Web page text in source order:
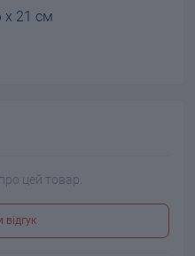
х 21 см
цей товар.